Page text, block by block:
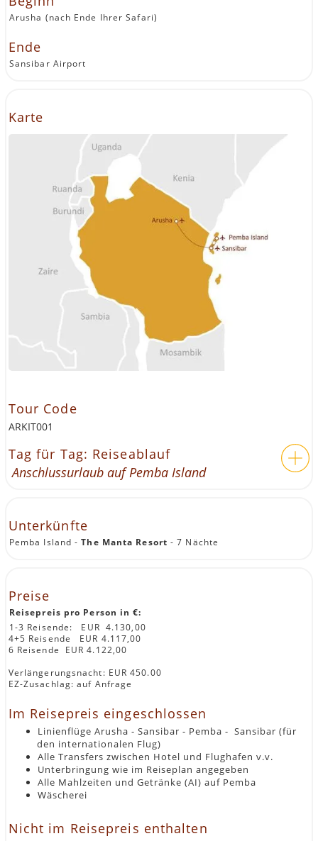
Arusha (nach Ende Ihrer Safari)
Ende
Sansibar Airport
Karte
Tour Code
ARKIT001
Tag für Tag: Reiseablauf
Anschlussurlaub auf Pemba Island
Unterkünfte
Pemba Island -The Manta Resort - 7 Nächte
Preise
Reisepreis pro Person in €:
1-3 Reisende: EUR 4.130,00
4+5 Reisende EUR 4.117,00
6 Reisende EUR 4.122,00
Verlängerungsnacht: EUR 450.00
EZ-Zusachlag: auf Anfrage
Im Reisepreis eingeschlossen
Linienflüge Arusha - Sansibar - Pemba - Sansibar (für
den internationalen Flug)
Alle Transfers zwischen Hotel und Flughafen v.v.
Unterbringung wie im Reiseplan angegeben
Alle Mahlzeiten und Getränke (AI) auf Pemba
Wäscherei
Nicht im Reisepreis enthalten